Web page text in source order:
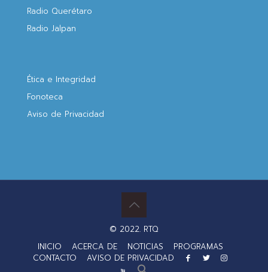
Radio Querétaro
Radio Jalpan
Ética e Integridad
Fonoteca
Aviso de Privacidad
© 2022. RTQ
INICIO
ACERCA DE NOTICIAS
PROGRAMAS
CONTACTO
AVISO DE PRIVACIDAD